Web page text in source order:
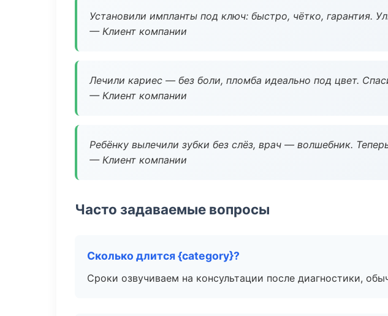
Установили импланты под ключ: быстро, чётко, гарантия.
— Клиент компании
Лечили кариес — без боли, пломба идеально под цвет.
— Клиент компании
Ребёнку вылечили зубки без слёз, врач — волшебник.
— Клиент компании
Часто задаваемые вопросы
Сколько длится {category}?
Сроки озвучиваем на консультации после диагностики,